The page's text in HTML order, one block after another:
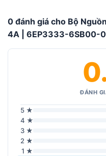
0 đánh giá cho Bộ
4A | 6EP3333-6SB00-
ĐÁNH
5 ★
4 ★
3 ★
2 ★
1 ★